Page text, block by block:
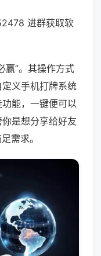
进群获取软
赢”。其操作方式
义手机打牌系统
能，一键便可以
是想分享给好友
需求。